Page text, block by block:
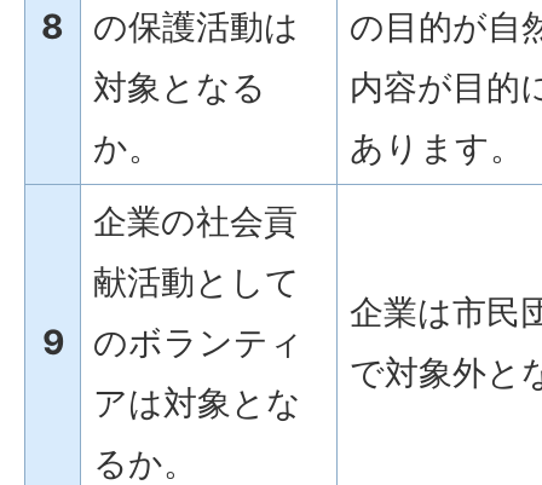
8
の保護活動は
対象となる
か。
の目的が自
内容が目的
あります。
9
企業の社会貢
献活動として
のボランティ
アは対象とな
るか。
企業は市民
で対象外と